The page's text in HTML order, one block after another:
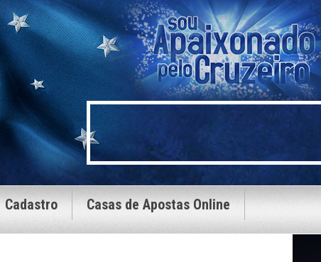
Cadastro Casas de Apostas Online